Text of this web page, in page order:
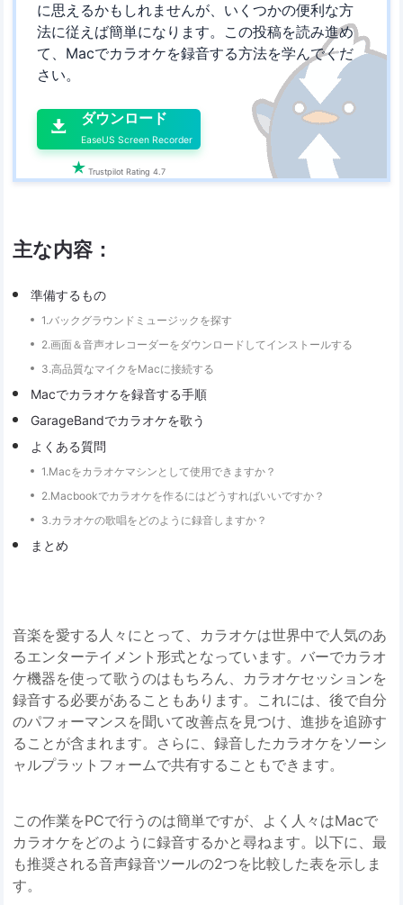
に思えるかもしれませんが、いくつかの便利な方
法に従えば簡単になります。この投稿を読み進め
て、Macでカラオケを録音する方法を学んでくだ
さい。

 ダウンロード
EaseUS Screen Recorder
 Trustpilot Rating 4.7
主な内容：
準備するもの
1.バックグラウンドミュージックを探す
2.画面＆音声オレコーダーをダウンロードしてインストールする
3.高品質なマイクをMacに接続する
Macでカラオケを録音する手順
GarageBandでカラオケを歌う
よくある質問
1.Macをカラオケマシンとして使用できますか？
2.Macbookでカラオケを作るにはどうすればいいですか？
3.カラオケの歌唱をどのように録音しますか？
まとめ
音楽を愛する人々にとって、カラオケは世界中で人気のあ
るエンターテイメント形式となっています。バーでカラオ
ケ機器を使って歌うのはもちろん、カラオケセッションを
録音する必要があることもあります。これには、後で自分
のパフォーマンスを聞いて改善点を見つけ、進捗を追跡す
ることが含まれます。さらに、録音したカラオケをソーシ
ャルプラットフォームで共有することもできます。
この作業をPCで行うのは簡単ですが、よく人々はMacで
カラオケをどのように録音するかと尋ねます。以下に、最
も推奨される音声録音ツールの2つを比較した表を示しま
す。